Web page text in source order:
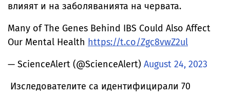
влияят и на заболяванията на червата.
Many of The Genes Behind IBS Could Also Affect
Our Mental Health https://t.co/Zgc8vwZ2ul
— ScienceAlert (@ScienceAlert) August 24, 2023
Изследователите са идентифицирали 70